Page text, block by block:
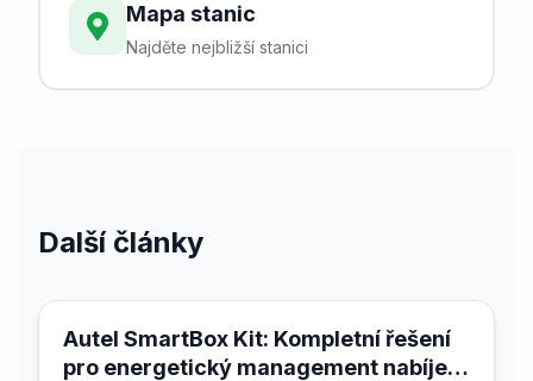
Mapa stanic
Najděte nejbližší stanici
Další články
Autel SmartBox Kit: Kompletní řešení
pro energetický management nabíjecí